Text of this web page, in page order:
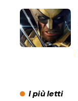
I più letti